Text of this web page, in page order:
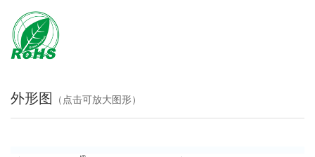
外形图 （点击可放大图形）